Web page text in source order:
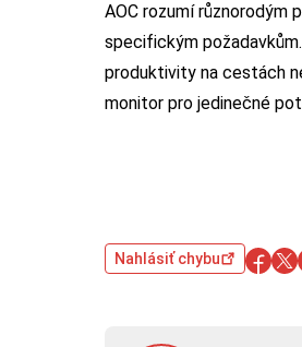
AOC rozumí různorodým
specifickým
produktivity na cestách
monitor pro jedinečné
Nahlásiť chybu